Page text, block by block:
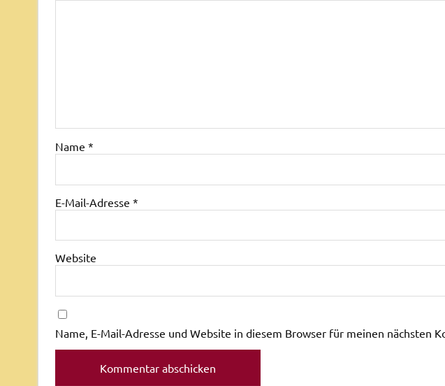
Name *
E-Mail-Adresse *
Website
Name, E-Mail-Adresse und Website in diesem Browser für meinen nächsten